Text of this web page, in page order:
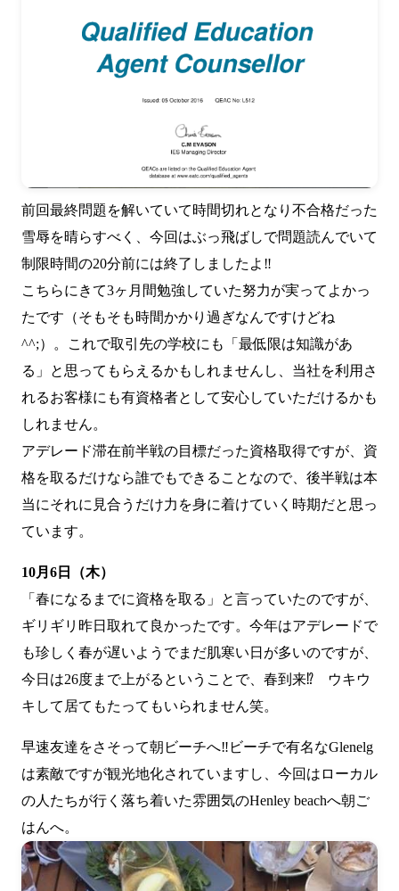
前回最終問題を解いていて時間切れとなり不合格だった
雪辱を晴らすべく、今回はぶっ飛ばしで問題読んでいて
制限時間の20分前には終了しましたよ‼
こちらにきて3ヶ月間勉強していた努力が実ってよかっ
たです（そもそも時間かかり過ぎなんですけどね
^^;）。これで取引先の学校にも「最低限は知識があ
る」と思ってもらえるかもしれませんし、当社を利用さ
れるお客様にも有資格者として安心していただけるかも
しれません。
アデレード滞在前半戦の目標だった資格取得ですが、資
格を取るだけなら誰でもできることなので、後半戦は本
当にそれに見合うだけ力を身に着けていく時期だと思っ
ています。
10月6日（木）
「春になるまでに資格を取る」と言っていたのですが、
ギリギリ昨日取れて良かったです。今年はアデレードで
も珍しく春が遅いようでまだ肌寒い日が多いのですが、
今日は26度まで上がるということで、春到来⁉ ウキウ
キして居てもたってもいられません笑。
早速友達をさそって朝ビーチへ‼ビーチで有名なGlenelg
は素敵ですが観光地化されていますし、今回はローカル
の人たちが行く落ち着いた雰囲気のHenley beachへ朝ご
はんへ。